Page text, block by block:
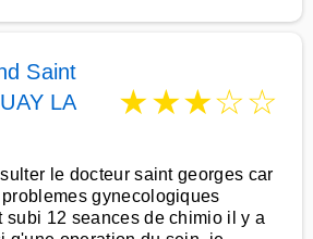
Saint
LA
★★★☆☆
le docteur saint georges car
gynecologiques
subi 12 seances de chimio il y a